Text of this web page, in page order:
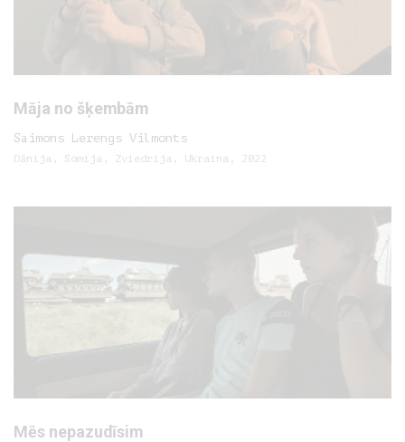
Māja no šķembām
Saimons Lerengs Vilmonts
Dānija, Somija, Zviedrija, Ukraina, 2022
Mēs nepazudīsim